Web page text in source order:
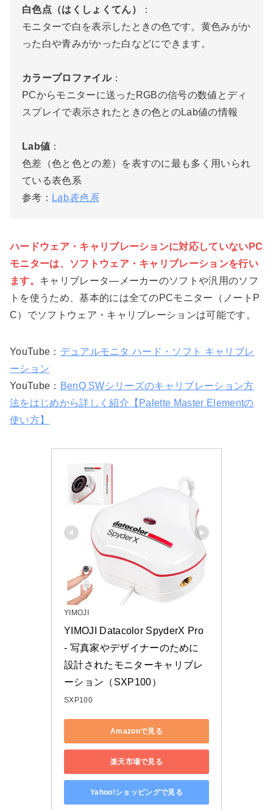
白色点（はくしょくてん）
：
モニターで白を表示したときの色です。黄色みがか
った白や青みがかった白などにできます。
カラープロファイル：
PCからモニターに送ったRGBの信号の数値とディ
スプレイで表示されたときの色とのLab値の情報
Lab値 ：
色差（色と色との差）を表すのに最も多く用いられ
ている表色系
参考： La b表色系
ハードウェア・キャリブレーションに対応していないPC
モニターは、ソフトウェア・キャリブレーションを行い
ます。 キャリブレータ―メーカーのソフトや汎用のソフ
トを使うため、基本的には全てのPCモニター（ノートP
C）でソフトウェア・キャリブレーションは可能です。
YouTube： デュアルモニタ ハード・ソフト キャリブレ
ーション
YouTube： BenQ SWシリーズのキャリブレーション方
法をはじめから詳しく紹介【Palette Master Elementの
使い方】
YIMOJI
YIMOJI Datacolor SpyderX Pro
- 写真家やデザイナーのために
設計されたモニターキャリブレ
ーション（SXP100）
SXP100
Amazonで見る
楽天市場で見る
Yahoo!ショッピングで見る